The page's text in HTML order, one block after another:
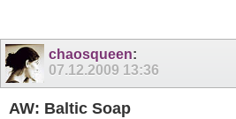
chaosqueen:
07.12.2009 13:36
AW: Baltic Soap